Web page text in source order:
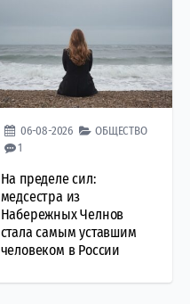
06-08-2026
ОБЩЕСТВО
1
На пределе сил:
медсестра из
Набережных Челнов
стала самым уставшим
человеком в России